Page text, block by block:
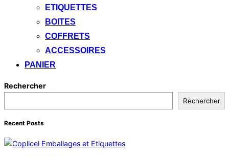
ETIQUETTES
BOITES
COFFRETS
ACCESSOIRES
PANIER
Rechercher
Rechercher
Recent Posts
Aller